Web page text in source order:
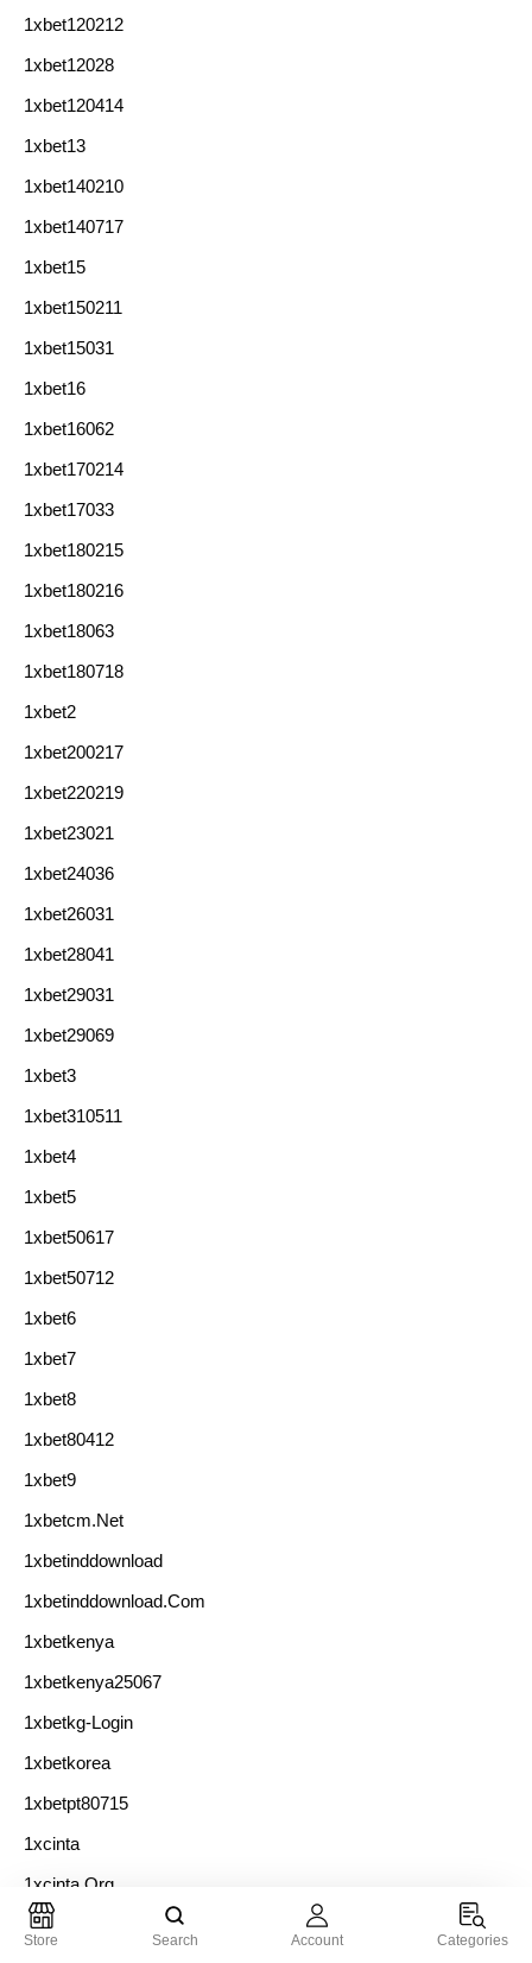
1xbet120212
1xbet12028
1xbet120414
1xbet13
1xbet140210
1xbet140717
1xbet15
1xbet150211
1xbet15031
1xbet16
1xbet16062
1xbet170214
1xbet17033
1xbet180215
1xbet180216
1xbet18063
1xbet180718
1xbet2
1xbet200217
1xbet220219
1xbet23021
1xbet24036
1xbet26031
1xbet28041
1xbet29031
1xbet29069
1xbet3
1xbet310511
1xbet4
1xbet5
1xbet50617
1xbet50712
1xbet6
1xbet7
1xbet8
1xbet80412
1xbet9
1xbetcm.net
1xbetinddownload
1xbetinddownload.com
1xbetkenya
1xbetkenya25067
1xbetkg-Login
1xbetkorea
1xbetpt80715
1xcinta
1xcinta.org
1xslots-Vhod-Android.ru 10
Store Search Account Categories